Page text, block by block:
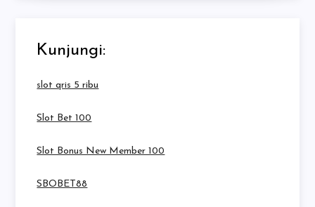
Kunjungi:
slot qris 5 ribu
Slot Bet 100
Slot Bonus New Member 100
SBOBET88